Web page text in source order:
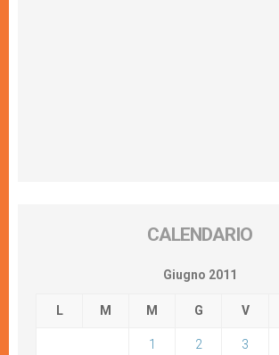
CALENDARIO
Giugno 2011
L M M G V
1 2 3